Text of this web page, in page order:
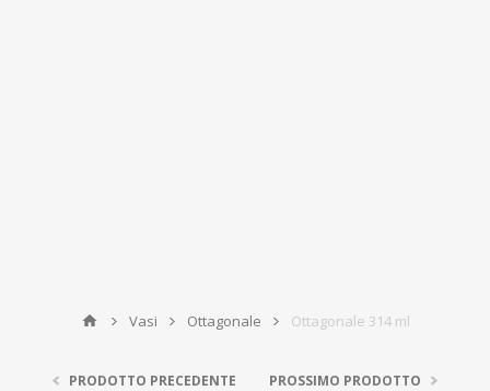
Vasi Ottagonale Ottagonale 314 ml
PRODOTTO PRECEDENTE PROSSIMO PRODOTTO